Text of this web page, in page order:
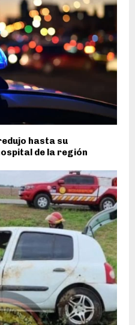
hasta su
de la región